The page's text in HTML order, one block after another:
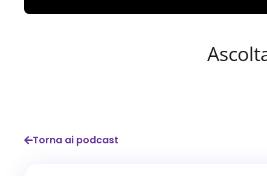
Torna ai podcast